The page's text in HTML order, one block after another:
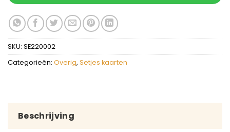
SKU: SE220002
Categorieën: Overig, Setjes kaarten
Beschrijving